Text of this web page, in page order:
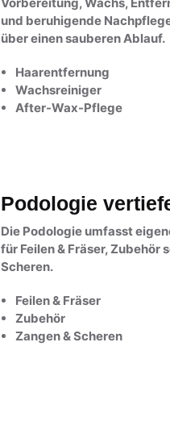
und beruhigende
über einen sauberen Ablauf.
Haarentfernung
Wachsreiniger
After-Wax-Pflege
Podologie
Die Podologie umfasst
für Feilen & Fräser, Zubehör
Scheren.
Feilen & Fräser
Zubehör
Zangen & Scheren